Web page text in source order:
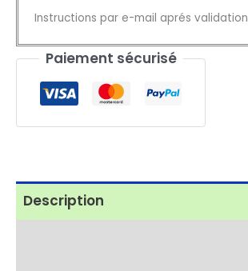
C3
-
Réparation
24/48h
290€
TTC
Instructions par e-mail aprés validation
Paiement sécurisé
Description